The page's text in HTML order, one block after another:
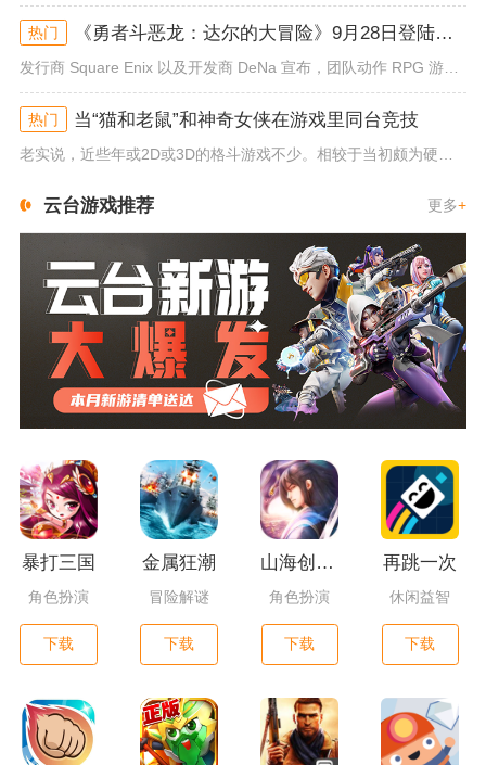
热门 《勇者斗恶龙：达尔的大冒险》9月28日登陆苹果谷歌应用商店
发行商 Square Enix 以及开发商 DeNa 宣布，团队动作 RPG 游戏《勇者斗恶龙：达尔的大冒险 魂之绊》将...
热门 当“猫和老鼠”和神奇女侠在游戏里同台竞技
云台游戏推荐 更多+
暴打三国
角色扮演
下载
金属狂潮
冒险解谜
下载
山海创世录一剑天逆
角色扮演
下载
再跳一次
休闲益智
下载